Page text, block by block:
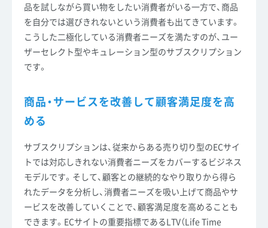
品を試しながら買い物をしたい消費者がいる一方で、商品
を自分では選びきれないという消費者も出てきています。
こうした二極化している消費者ニーズを満たすのが、ユー
ザーセレクト型やキュレーション型のサブスクリプション
です。
商品・サービスを改善して顧客満足度を高
める
サブスクリプションは、従来からある売り切り型のECサイ
トでは対応しきれない消費者ニーズをカバーするビジネス
モデルです。そして、顧客との継続的なやり取りから得ら
れたデータを分析し、消費者ニーズを吸い上げて商品やサ
ービスを改善していくことで、顧客満足度を高めることも
できます。ECサイトの重要指標であるLTV（Life Time